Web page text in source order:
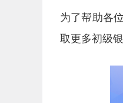
为了帮助各
取更多初级